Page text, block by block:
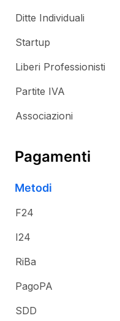
Ditte Individuali
Startup
Liberi Professionisti
Partite IVA
Associazioni
Pagamenti
Metodi
F24
I24
RiBa
PagoPA
SDD